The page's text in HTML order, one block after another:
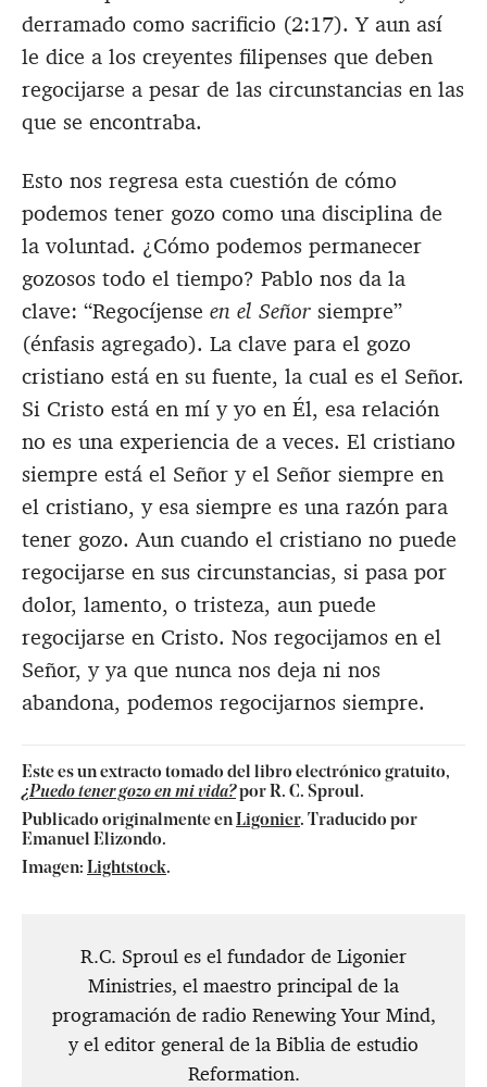
derramado como sacrificio (2:17). Y aun así
le dice a los creyentes filipenses que deben
regocijarse a pesar de las circunstancias en las
que se encontraba.
Esto nos regresa esta cuestión de cómo
podemos tener gozo como una disciplina de
la voluntad. ¿Cómo podemos permanecer
gozosos todo el tiempo? Pablo nos da la
clave: “Regocíjense en el Señor siempre”
(énfasis agregado). La clave para el gozo
cristiano está en su fuente, la cual es el Señor.
Si Cristo está en mí y yo en Él, esa relación
no es una experiencia de a veces. El cristiano
siempre está el Señor y el Señor siempre en
el cristiano, y esa siempre es una razón para
tener gozo. Aun cuando el cristiano no puede
regocijarse en sus circunstancias, si pasa por
dolor, lamento, o tristeza, aun puede
regocijarse en Cristo. Nos regocijamos en el
Señor, y ya que nunca nos deja ni nos
abandona, podemos regocijarnos siempre.
Este es un extracto tomado del libro electrónico gratuito,
¿Puedo tener gozo en mi vida?por R. C. Sproul.
Publicado originalmente enLigonier. Traducido por
Emanuel Elizondo.
Imagen: Lightstock.
R.C. Sproul es el fundador de Ligonier
Ministries, el maestro principal de la
programación de radio Renewing Your Mind,
y el editor general de la Biblia de estudio
Reformation.